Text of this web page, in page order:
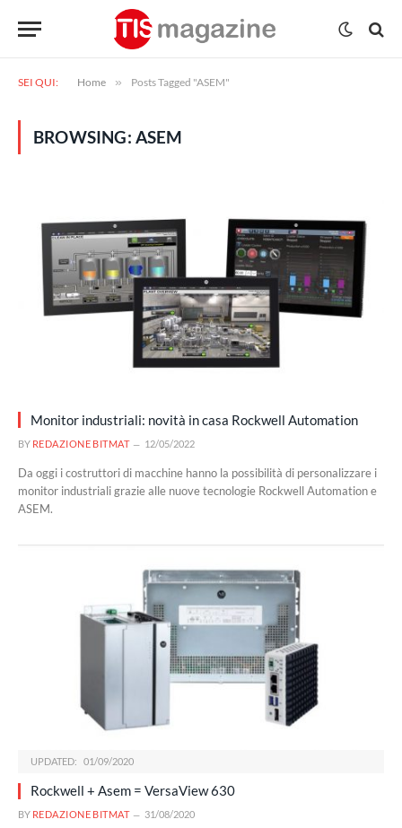
SEI QUI: Home » Posts Tagged "ASEM"
BROWSING: ASEM
Monitor industriali: novità in casa Rockwell Automation
BY REDAZIONE BITMAT 12/05/2022
Da oggi i costruttori di macchine hanno la possibilità di personalizzare i
monitor industriali grazie alle nuove tecnologie Rockwell Automation e
ASEM.
UPDATED: 01/09/2020
Rockwell + Asem = VersaView 630
BY REDAZIONE BITMAT 31/08/2020